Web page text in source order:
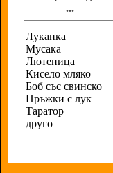
...
Луканка
Мусака
Лютеница
Кисело мляко
Боб със свинско
Пръжки с лук
Таратор
друго